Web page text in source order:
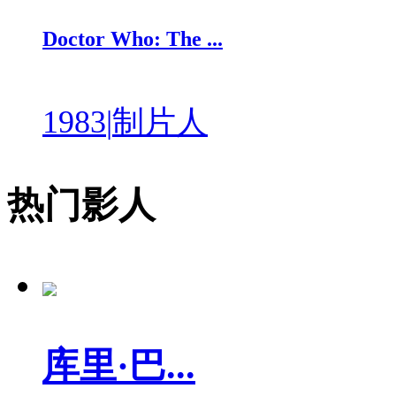
Doctor Who: The ...
1983|制片人
热门影人
库里·巴...